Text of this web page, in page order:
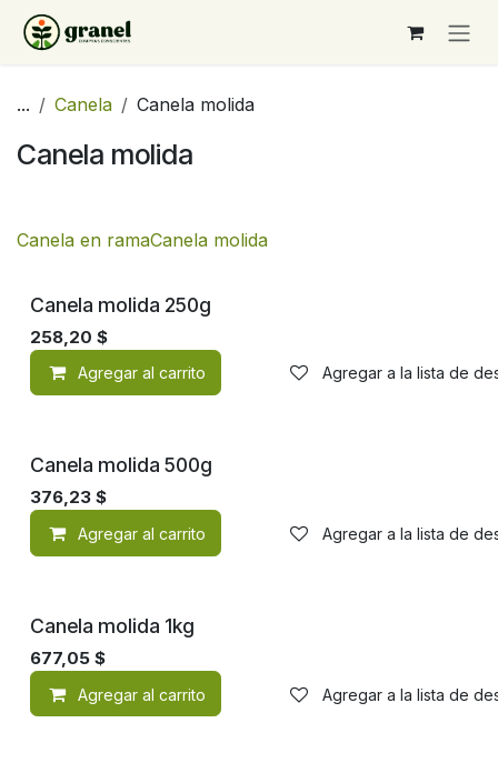
Ir al contenido
... Canela Canela molida
Canela molida
Canela en ramaCanela molida
Canela molida 250g
258,20 $
Agregar al carrito Agregar a la lista de
Canela molida 500g
376,23 $
Agregar al carrito Agregar a la lista de
Canela molida 1kg
677,05 $
Agregar al carrito Agregar a la lista de